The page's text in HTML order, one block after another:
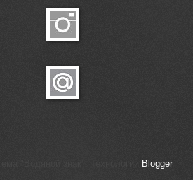
Blogger.